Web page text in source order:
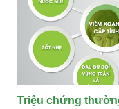
Triệu chứng